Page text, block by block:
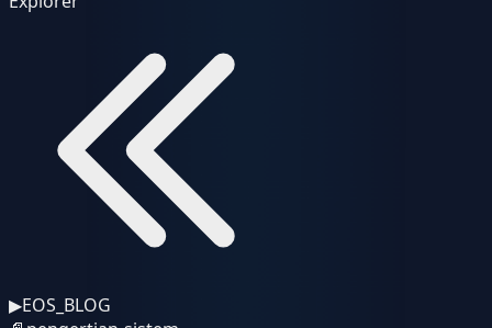
▶EOS_BLOG